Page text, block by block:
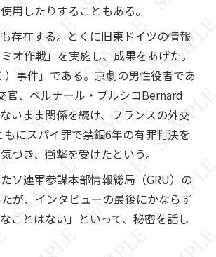
用したりすることもある。
存在する。とくに旧東ドイツの情報
オ作戦」を実施し、成果をあげた。
事件」である。京劇の男性役者であ
、ベルナール・ブルシコBernard
まま関係を続け、フランスの外交
にスパイ罪で禁錮6年の有罪判決を
き、衝撃を受けたという。
ソ連軍参謀本部情報総局（GRU）の
が、インタビューの最後にかならず
ことはない」といって、秘密を話し